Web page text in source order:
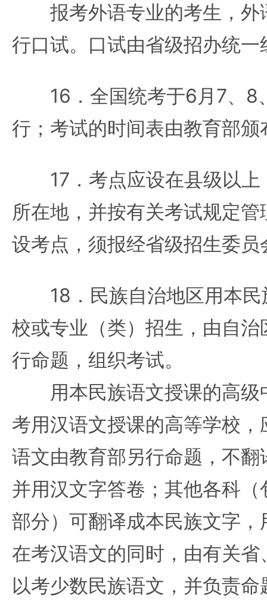
报考外语专业的考生，外
行口试。口试由省级招办统一
16．全国统考于6月7、8
行；考试的时间表由教育部颁
17．考点应设在县级以上
所在地，并按有关考试规定
设考点，须报经省级招生委员
18．民族自治地区用本民
校或专业（类）招生，由自
行命题，组织考试。
用本民族语文授课的高级
考用汉语文授课的高等学校
语文由教育部另行命题，不
并用汉文字答卷；其他各科
部分）可翻译成本民族文字
在考汉语文的同时，由有关
以考少数民族语文，并负责